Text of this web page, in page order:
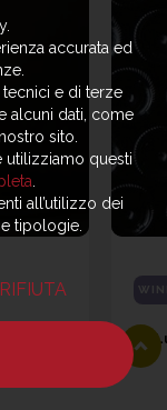
28
accurata ed
e di terze
alcuni dati, come
sito.
questi
all’utilizzo dei
tipologie.
RIFIUTA